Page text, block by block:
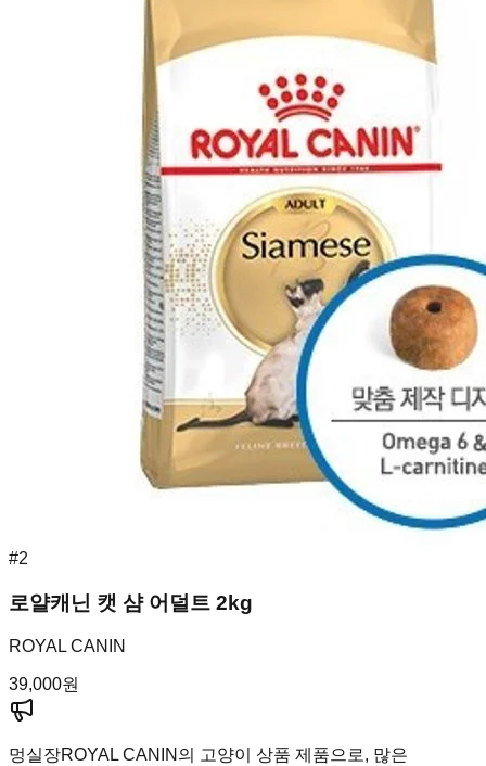
#2
로얄캐닌 캣 샴 어덜트 2kg
ROYAL CANIN
39,000원
멍실장ROYAL CANIN의 고양이 상품 제품으로, 많은